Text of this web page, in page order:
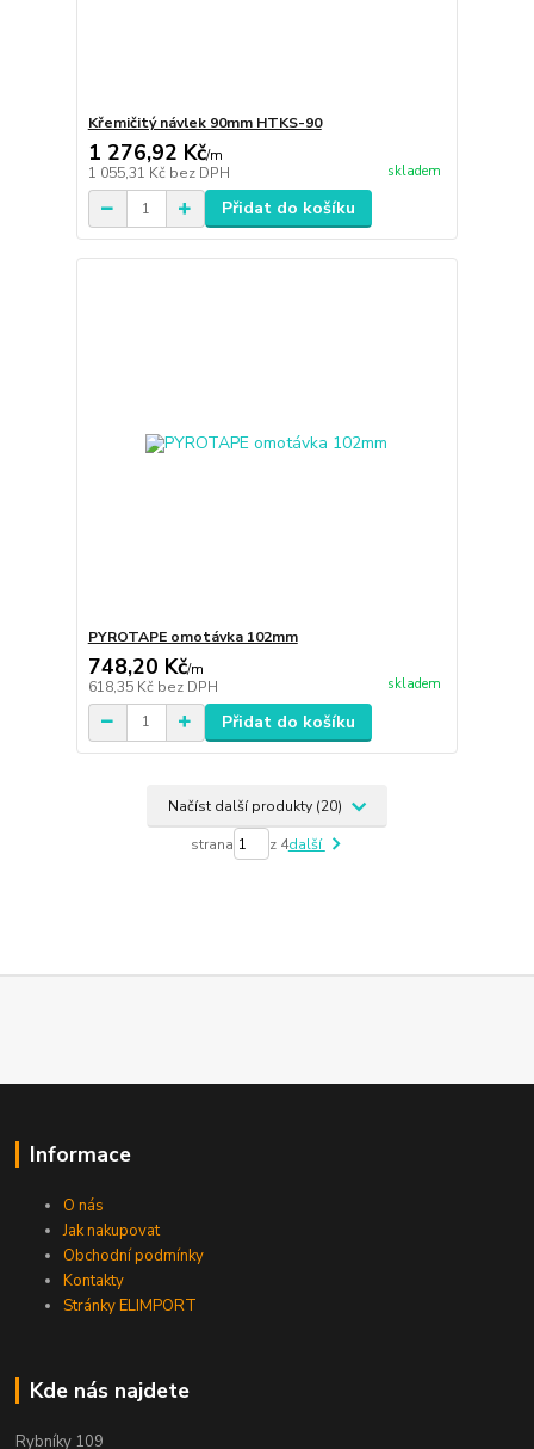
Křemičitý návlek 90mm HTKS-90
1 276,92 Kč/m
1 055,31 Kč bez DPH skladem
Přidat do košíku
PYROTAPE omotávka 102mm
748,20 Kč/m
618,35 Kč bez DPH skladem
Přidat do košíku
Načíst další produkty (20)
strana z 4další
Informace
O nás
Jak nakupovat
Obchodní podmínky
Kontakty
Stránky ELIMPORT
Kde nás najdete
Rybníky 109